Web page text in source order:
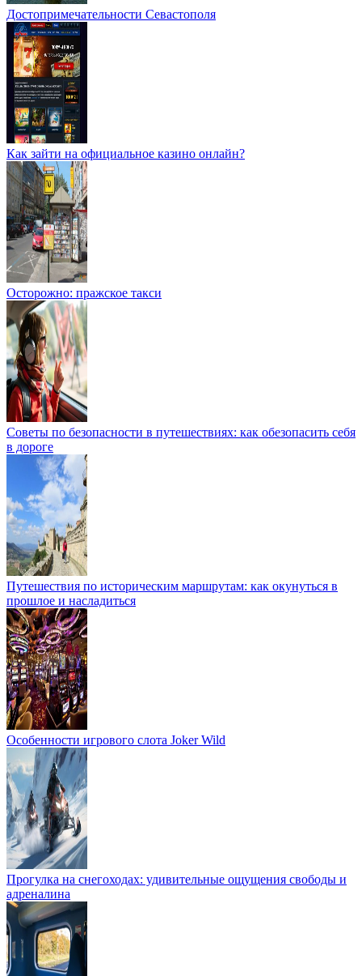
Достопримечательности Севастополя
Как зайти на официальное казино онлайн?
Осторожно: пражское такси
Советы по безопасности в путешествиях: как обезопасить себя
в дороге
Путешествия по историческим маршрутам: как окунуться в
прошлое и насладиться
Особенности игрового слота Joker Wild
Прогулка на снегоходах: удивительные ощущения свободы и
адреналина